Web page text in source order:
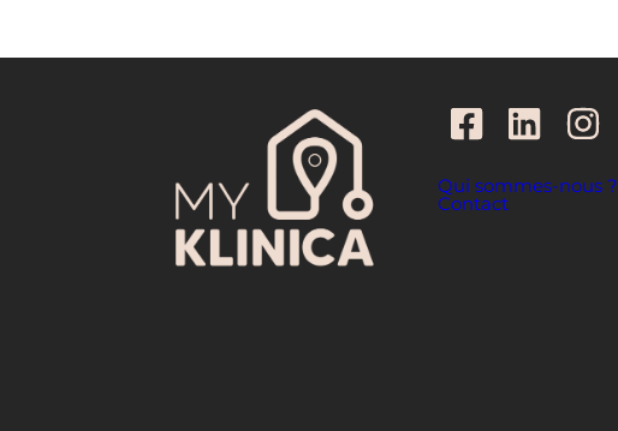
Qui sommes-nous ?
Contact